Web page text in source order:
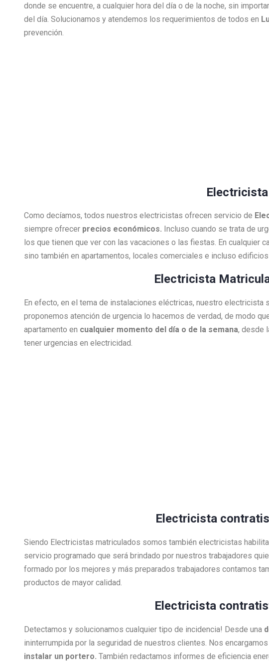
donde se encuentre, a cualquier hora del día o de la noche, sin
del día. Solucionamos y atendemos los requerimientos de todos en
prevención.
Como decíamos, todos nuestros electricistas ofrecen servicio de
siempre ofrecer precios económicos. Incluso cuando se trata de
los que tienen que ver con las vacaciones o las fiestas. En cualquier
sino también en apartamentos, locales comerciales e incluso
Electricista
En efecto, en el tema de instalaciones eléctricas, nuestro
proponemos atención de urgencia lo hacemos de verdad, de modo
apartamento en cualquier momento del día o de la semana, desde
tener urgencias en electricidad.
Electricista
Siendo Electricistas matriculados somos también electricistas
servicio programado que será brindado por nuestros trabajadores
formado por los mejores y más preparados trabajadores contamos
productos de mayor calidad.
Electricista
Detectamos y solucionamos cualquier tipo de incidencia! Desde una
ininterrumpida por la seguridad de nuestros clientes. Nos
instalar un portero. También redactamos informes de eficiencia